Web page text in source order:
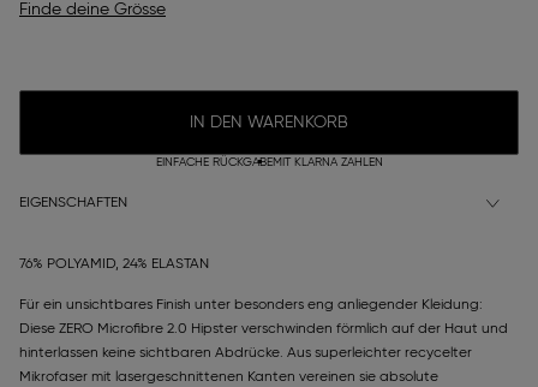
Finde deine Grösse
IN DEN WARENKORB
EINFACHE RÜCKGABEMIT KLARNA ZAHLEN
EIGENSCHAFTEN
76% POLYAMID, 24% ELASTAN
Für ein unsichtbares Finish unter besonders eng anliegender Kleidung:
Diese ZERO Microfibre 2.0 Hipster verschwinden förmlich auf der Haut und
hinterlassen keine sichtbaren Abdrücke. Aus superleichter recycelter
Mikrofaser mit lasergeschnittenen Kanten vereinen sie absolute